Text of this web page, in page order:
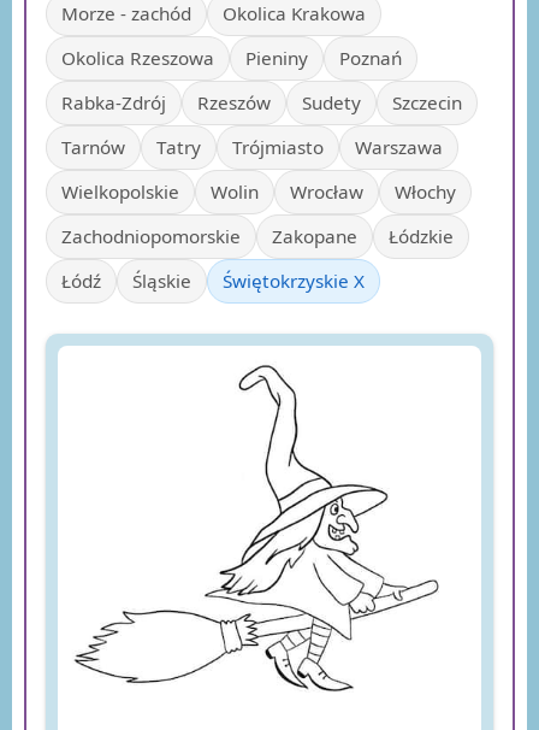
Morze - zachód
Okolica Krakowa
Okolica Rzeszowa
Pieniny
Poznań
Rabka-Zdrój
Rzeszów Sudety
Szczecin
Tarnów
Tatry Trójmiasto
Warszawa
Wielkopolskie
Wolin Wrocław
Włochy
Zachodniopomorskie
Zakopane
Łódzkie
Łódź
Śląskie Świętokrzyskie X